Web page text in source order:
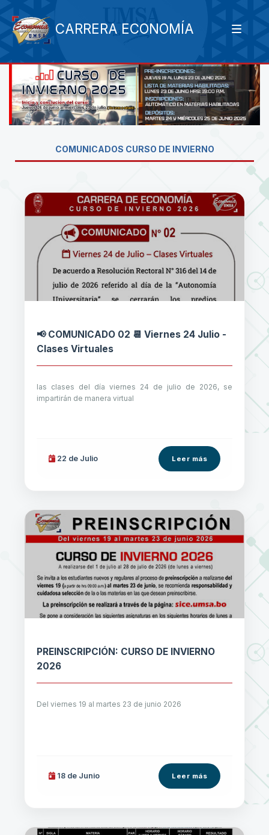
CARRERA ECONOMÍA
COMUNICADOS CURSO DE INVIERNO
📢 COMUNICADO 02 📆 Viernes 24 Julio -
Clases Virtuales
las clases del día viernes 24 de julio de 2026, se
impartirán de manera virtual
22 de Julio Leer más
PREINSCRIPCIÓN: CURSO DE INVIERNO
2026
Del viernes 19 al martes 23 de junio 2026
18 de Junio Leer más